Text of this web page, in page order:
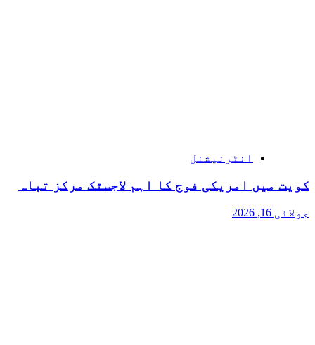
انٹرنیشنل
کویت میں امریکی فوج کا اہم لاجسٹک مرکز تباہ
جولائی 16, 2026